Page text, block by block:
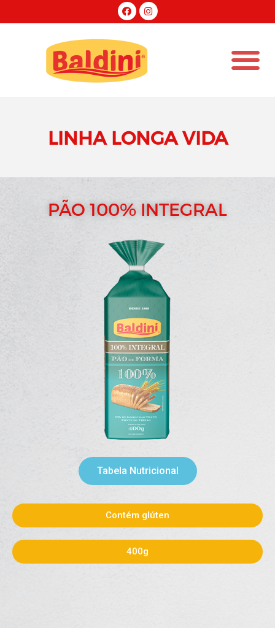
LINHA LONGA VIDA
PÃO 100% INTEGRAL
Tabela Nutricional
Contém glúten
400g